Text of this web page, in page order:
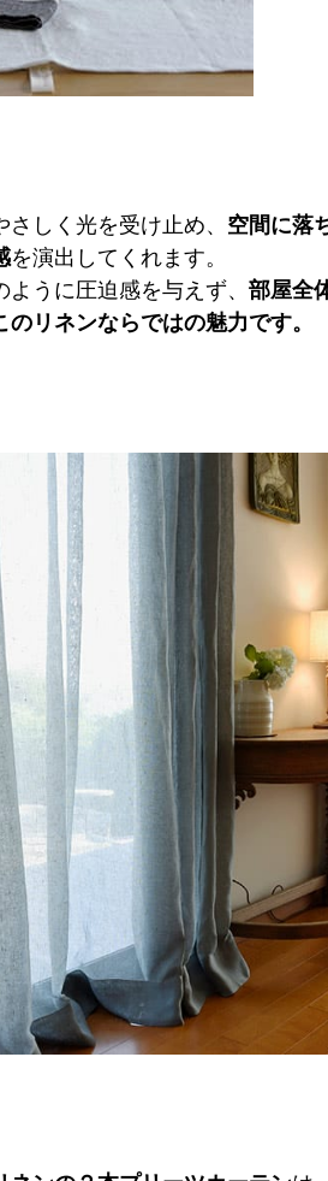
しく光を受け止め、 空間に落
を演出してくれます。
ように圧迫感を与えず、部屋全
リネンならではの魅力です。